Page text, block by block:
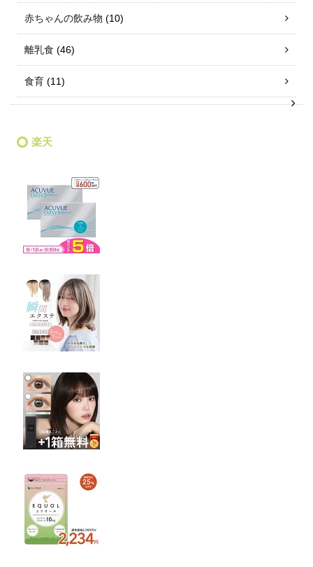
赤ちゃんの飲み物 (10)
離乳食 (46)
食育 (11)
楽天